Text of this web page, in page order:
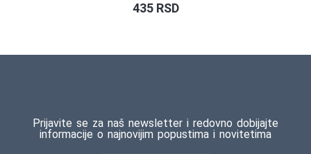
435 RSD
Prijavite se za naš newsletter i redovno dobijajte
informacije o najnovijim popustima i novitetima